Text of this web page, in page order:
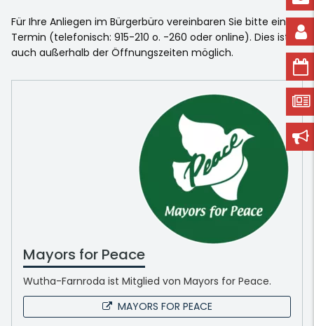
Für Ihre Anliegen im Bürgerbüro vereinbaren Sie bitte einen
Termin (telefonisch: 915-210 o. -260 oder online). Dies ist
auch außerhalb der Öffnungszeiten möglich.
Mayors for Peace
Wutha-Farnroda ist Mitglied von Mayors for Peace.
MAYORS FOR PEACE